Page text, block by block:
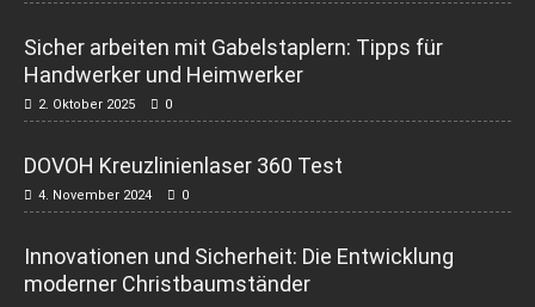
Sicher arbeiten mit Gabelstaplern: Tipps für
Handwerker und Heimwerker
2. Oktober 2025 0
DOVOH Kreuzlinienlaser 360 Test
4. November 2024 0
Innovationen und Sicherheit: Die Entwicklung
moderner Christbaumständer